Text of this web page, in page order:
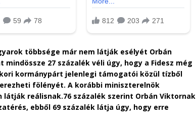
többsége már nem látják esélyét Orbán
27 százalék véli úgy, hogy a Fidesz még
kormánypárt jelenlegi támogatói közül tízből
fölényét. A korábbi miniszterelnök
látják reálisnak.76 százalék szerint Orbán Viktornak
ebből 69 százalék látja úgy, hogy erre